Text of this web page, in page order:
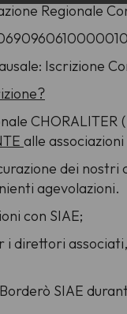
Regionale
Iscrizione
CHORALITER
alle
dei nostri
agevolazioni.
con SIAE;
i direttori
SIAE